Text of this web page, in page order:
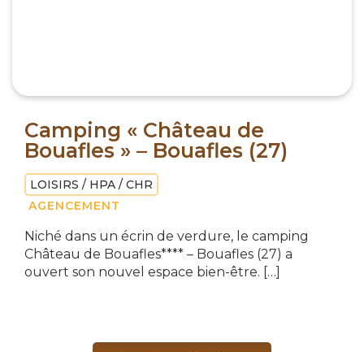
Camping « Château de
Bouafles » – Bouafles (27)
LOISIRS / HPA / CHR
AGENCEMENT
Niché dans un écrin de verdure, le camping
Château de Bouafles**** – Bouafles (27) a
ouvert son nouvel espace bien-être. […]